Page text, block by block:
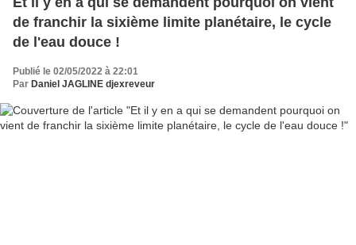
de franchir la sixième limite planétaire, le cycle
de l'eau douce !
Publié le 02/05/2022 à 22:01
Par Daniel JAGLINE djexreveur